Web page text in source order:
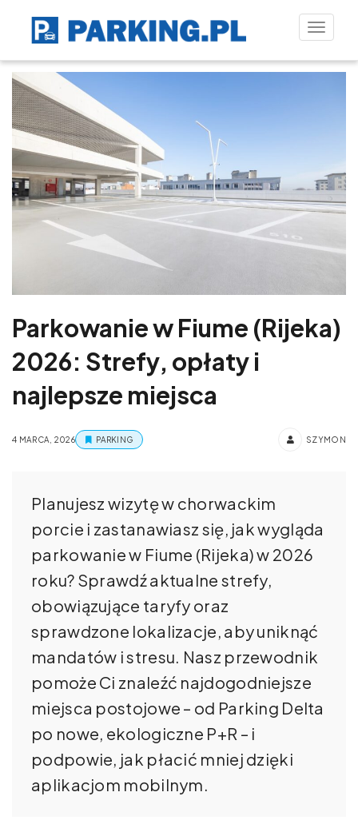
Toggle
Parkowanie w Fiume (Rijeka)
2026: Strefy, opłaty i
najlepsze miejsca
4 MARCA, 2026 PARKING SZYMON
Planujesz wizytę w chorwackim
porcie i zastanawiasz się, jak wygląda
parkowanie w Fiume (Rijeka) w 2026
roku? Sprawdź aktualne strefy,
obowiązujące taryfy oraz
sprawdzone lokalizacje, aby uniknąć
mandatów i stresu. Nasz przewodnik
pomoże Ci znaleźć najdogodniejsze
miejsca postojowe – od Parking Delta
po nowe, ekologiczne P+R – i
podpowie, jak płacić mniej dzięki
aplikacjom mobilnym.